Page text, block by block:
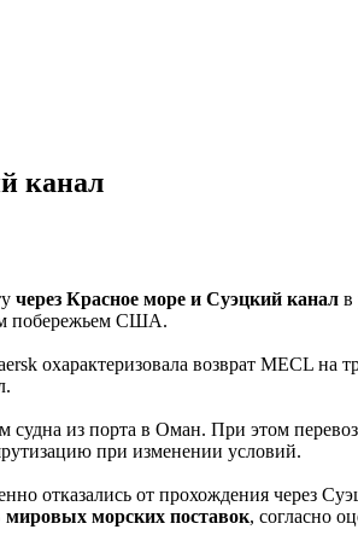
канал
через Красное море и Суэцкий канал в
побережьем США.
охарактеризовала возврат MECL на
судна из порта в Оман. При этом
при изменении условий.
отказались от прохождения через
мировых морских поставок, согласно